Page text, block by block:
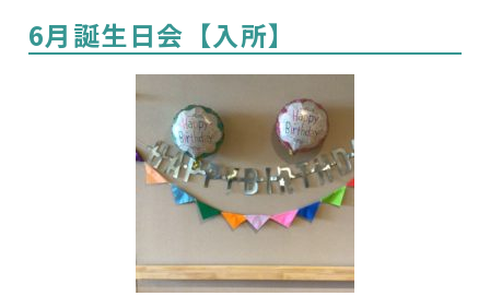
6月誕生日会【入所】